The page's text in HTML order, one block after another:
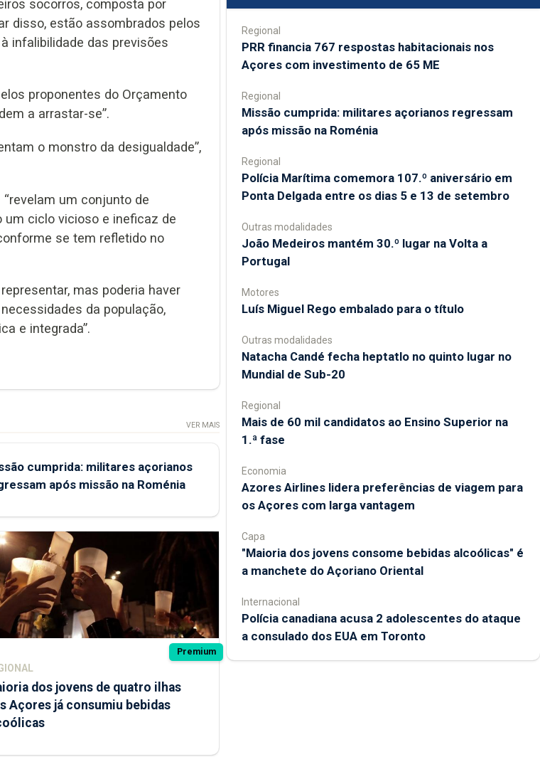
socorros, composta por
disso, estão assombrados pelos
infalibilidade das previsões
proponentes do Orçamento
a arrastar-se”.
o monstro da desigualdade”,
um conjunto de
um ciclo vicioso e ineficaz de
se tem refletido no
mas poderia haver
da população,
e integrada”.
VER MAIS
cumprida: militares açorianos
após missão na Roménia
Premium
dos jovens de quatro ilhas
Açores já consumiu bebidas
Regional
PRR financia 767 respostas habitacionais nos
Açores com investimento de 65 ME
Regional
Missão cumprida: militares açorianos regressam
após missão na Roménia
Regional
Polícia Marítima comemora 107.º aniversário em
Ponta Delgada entre os dias 5 e 13 de setembro
Outras modalidades
João Medeiros mantém 30.º lugar na Volta a
Portugal
Motores
Luís Miguel Rego embalado para o título
Outras modalidades
Natacha Candé fecha heptatlo no quinto lugar no
Mundial de Sub-20
Regional
Mais de 60 mil candidatos ao Ensino Superior na
1.ª fase
Economia
Azores Airlines lidera preferências de viagem para
os Açores com larga vantagem
Capa
"Maioria dos jovens consome bebidas alcoólicas" é
a manchete do Açoriano Oriental
Internacional
Polícia canadiana acusa 2 adolescentes do ataque
a consulado dos EUA em Toronto